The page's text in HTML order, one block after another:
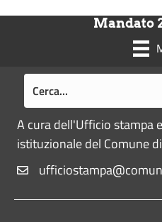
o
Mandato
A cura dell'Ufficio stampa
istituzionale del Comune